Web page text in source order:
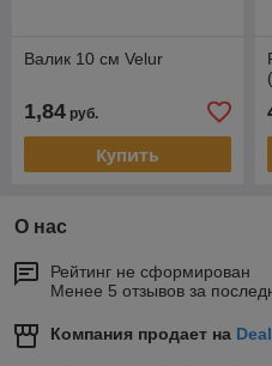
Валик 10 см Velur
1,84 руб.
Купить
О нас
Рейтинг не сформирован
Менее 5 отзывов за
Компания продает на